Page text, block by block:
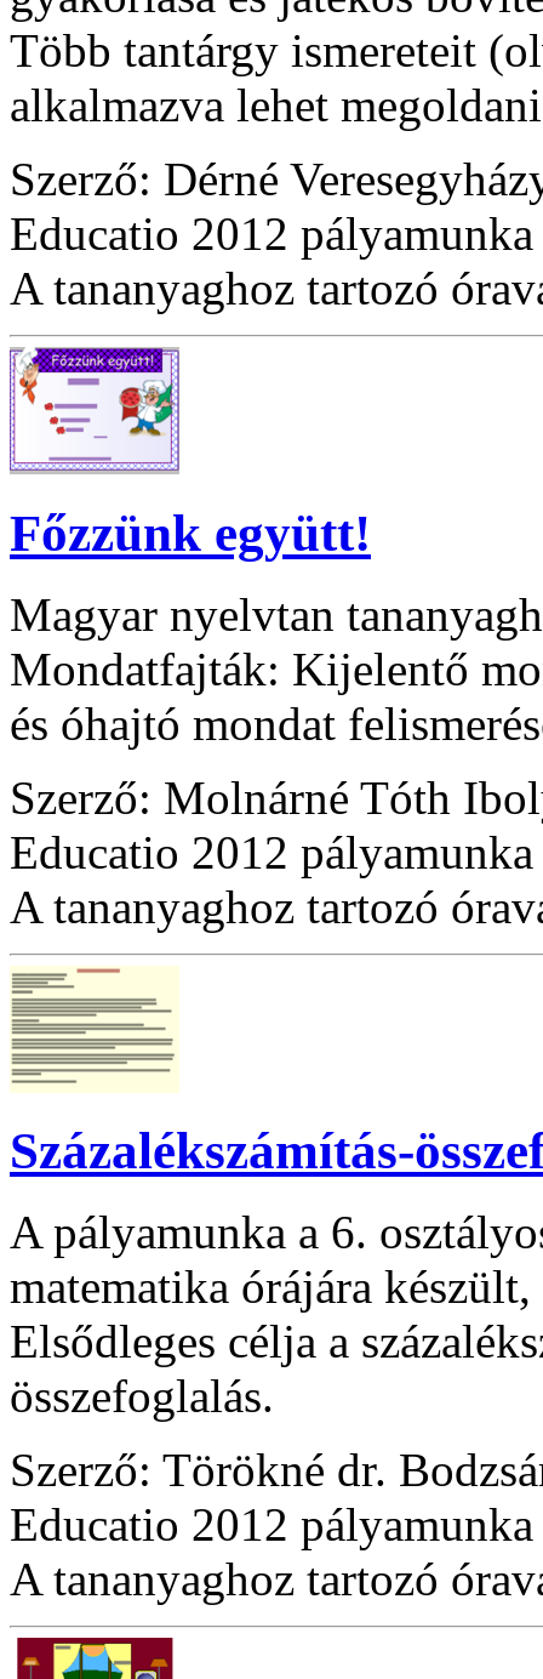
Több tantárgy ismereteit
alkalmazva lehet
Szerző: Dérné
Educatio 2012 pályamunka
A tananyaghoz tartozó
Főzzünk együtt!
Magyar nyelvtan
Mondatfajták: Kijelentő
és óhajtó mondat
Szerző: Molnárné Tóth
Educatio 2012 pályamunka
A tananyaghoz tartozó
Százalékszámítás-
A pályamunka a 6.
matematika órájára
Elsődleges célja a
összefoglalás.
Szerző: Törökné dr.
Educatio 2012 pályamunka
A tananyaghoz tartozó